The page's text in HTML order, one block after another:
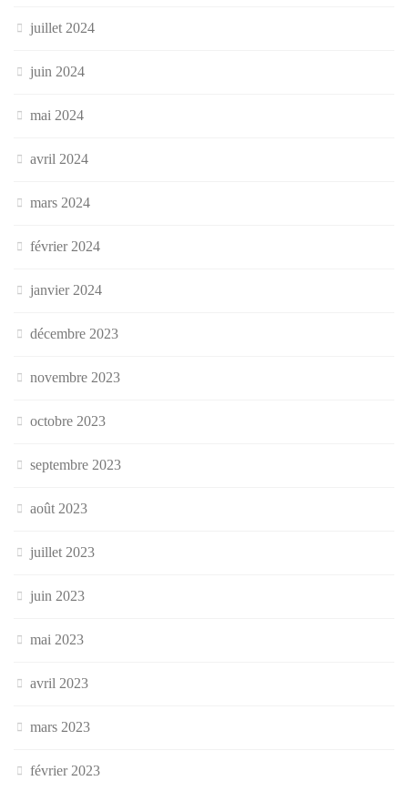
juillet 2024
juin 2024
mai 2024
avril 2024
mars 2024
février 2024
janvier 2024
décembre 2023
novembre 2023
octobre 2023
septembre 2023
août 2023
juillet 2023
juin 2023
mai 2023
avril 2023
mars 2023
février 2023